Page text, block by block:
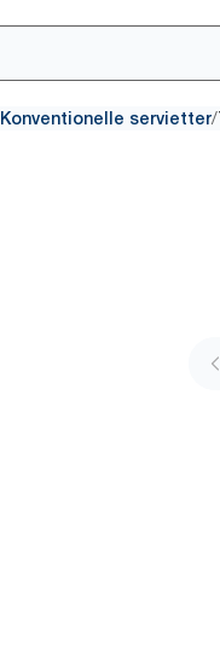
Konventionelle servietter/